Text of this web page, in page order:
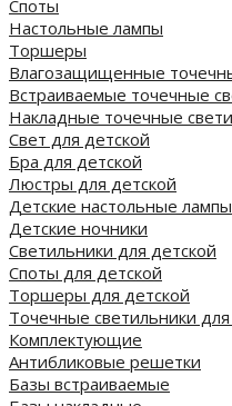
Споты
Настольные лампы
Торшеры
Влагозащищенные
Встраиваемые точечные
Накладные точечные
Свет для детской
Бра для детской
Люстры для детской
Детские настольные лампы
Детские ночники
Светильники для детской
Споты для детской
Торшеры для детской
Точечные светильники
Комплектующие
Антибликовые решетки
Базы встраиваемые